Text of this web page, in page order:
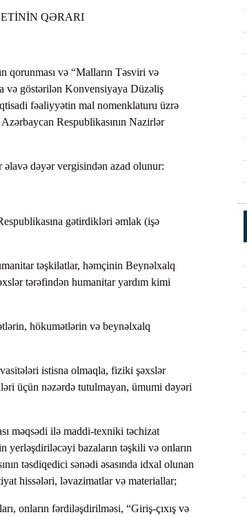
QƏRARI
qorunması və “Malların Təsviri və
və göstərilən Konvensiyaya Düzəliş
fəaliyyətin mal nomenklaturu üzrə
Respublikasının Nazirlər
əlavə dəyər vergisindən azad olunur:
gətirdikləri əmlak (işə
təşkilatlar, həmçinin Beynəlxalq
tərəfindən humanitar yardım kimi
hökumətlərin və beynəlxalq
istisna olmaqla, fiziki şəxslər
üçün nəzərdə tutulmayan, ümumi dəyəri
məqsədi ilə maddi-texniki təchizat
yerləşdiriləcəyi bazaların təşkili və onların
təsdiqedici sənədi əsasında idxal olunan
hissələri, ləvazimatlar və materiallar;
onların fərdiləşdirilməsi, “Giriş-çıxış və